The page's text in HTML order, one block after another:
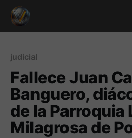
judicial
Fallece Juan
Banguero,
de la Parroquia
Milagrosa de